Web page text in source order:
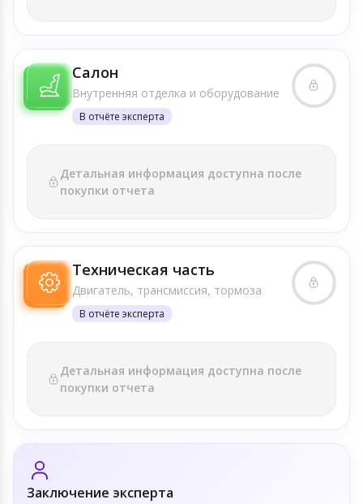
Салон
Внутренняя отделка и оборудование
В отчёте эксперта
Детальная информация доступна после
покупки отчета
Техническая часть
Двигатель, трансмиссия, тормоза
В отчёте эксперта
Детальная информация доступна после
покупки отчета
Заключение эксперта